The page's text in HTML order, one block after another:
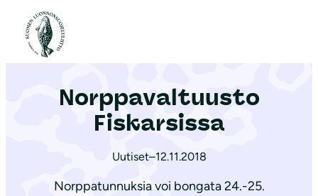
Etusivu
Norppavaltuusto
Fiskarsissa
Uutiset–12.11.2018
Norppatunnuksia voi bongata 24.-25.